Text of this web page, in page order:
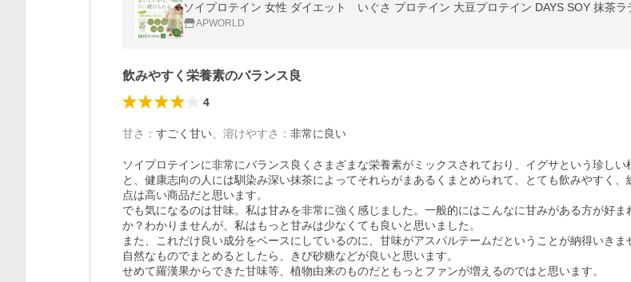
APWORLD
飲みやすく栄養素のバランス良
4
甘さ ： すごく甘い 溶けやすさ ： 非常に良い
ソイプロテインに非常にバランス良くさまざまな栄養素がミックスされており、イグサという珍しい
と、健康志向の人には馴染み深い抹茶によってそれらがまあるくまとめられて、とても飲みやすく、
点は高い商品だと思います。
でも気になるのは甘味。私は甘みを非常に強く感じました。一般的にはこんなに甘みがある方が好ま
か？わかりませんが、私はもっと甘みは少なくても良いと思いました。
また、これだけ良い成分をベースにしているのに、甘味がアスパルテームだということが納得いきま
自然なものでまとめるとしたら、きび砂糖などが良いと思います。
せめて羅漢果からできた甘味等、植物由来のものだともっとファンが増えるのではと思います。